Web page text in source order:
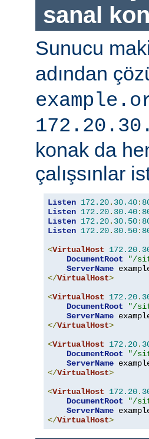
sanal
Sunucu
adından
konak da
çalışsınlar
Listen 172.20. 30.40:
Listen 172.20. 30.40:
Listen 172.20. 30.50:
Listen 172.20. 30.50:
<VirtualHost 172.20.
DocumentRoot
"/
ServerName
</VirtualHost>
<VirtualHost 172.20.
DocumentRoot
"/
ServerName
</VirtualHost>
<VirtualHost 172.20.
DocumentRoot
"/
ServerName
</VirtualHost>
<VirtualHost 172.20.
DocumentRoot
"/
ServerName
</VirtualHost>